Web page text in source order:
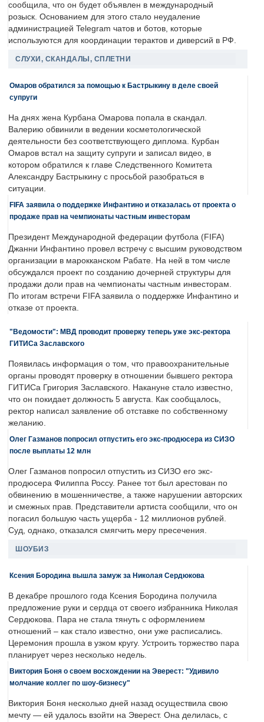
сообщила, что он будет объявлен в международный
розыск. Основанием для этого стало неудаление
администрацией Telegram чатов и ботов, которые
используются для координации терактов и диверсий в РФ.
СЛУХИ, СКАНДАЛЫ, СПЛЕТНИ
Омаров обратился за помощью к Бастрыкину в деле своей
супруги
На днях жена Курбана Омарова попала в скандал.
Валерию обвинили в ведении косметологической
деятельности без соответствующего диплома. Курбан
Омаров встал на защиту супруги и записал видео, в
котором обратился к главе Следственного Комитета
Александру Бастрыкину с просьбой разобраться в
ситуации.
FIFA заявила о поддержке Инфантино и отказалась от проекта о
продаже прав на чемпионаты частным инвесторам
Президент Международной федерации футбола (FIFA)
Джанни Инфантино провел встречу с высшим руководством
организации в марокканском Рабате. На ней в том числе
обсуждался проект по созданию дочерней структуры для
продажи доли прав на чемпионаты частным инвесторам.
По итогам встречи FIFA заявила о поддержке Инфантино и
отказе от проекта.
"Ведомости": МВД проводит проверку теперь уже экс-ректора
ГИТИСа Заславского
Появилась информация о том, что правоохранительные
органы проводят проверку в отношении бывшего ректора
ГИТИСа Григория Заславского. Накануне стало известно,
что он покидает должность 5 августа. Как сообщалось,
ректор написал заявление об отставке по собственному
желанию.
Олег Газманов попросил отпустить его экс-продюсера из СИЗО
после выплаты 12 млн
Олег Газманов попросил отпустить из СИЗО его экс-
продюсера Филиппа Россу. Ранее тот был арестован по
обвинению в мошенничестве, а также нарушении авторских
и смежных прав. Представители артиста сообщили, что он
погасил большую часть ущерба - 12 миллионов рублей.
Суд, однако, отказался смягчить меру пресечения.
ШОУБИЗ
Ксения Бородина вышла замуж за Николая Сердюкова
В декабре прошлого года Ксения Бородина получила
предложение руки и сердца от своего избранника Николая
Сердюкова. Пара не стала тянуть с оформлением
отношений – как стало известно, они уже расписались.
Церемония прошла в узком кругу. Устроить торжество пара
планирует через несколько недель.
Виктория Боня о своем восхождении на Эверест: "Удивило
молчание коллег по шоу-бизнесу"
Виктория Боня несколько дней назад осуществила свою
мечту — ей удалось взойти на Эверест. Она делилась, с